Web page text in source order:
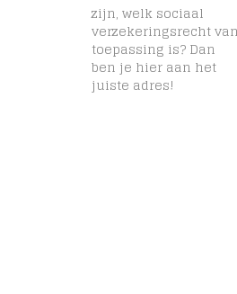
zijn, welk sociaal
verzekeringsrecht van
toepassing is? Dan
ben je hier aan het
juiste adres!